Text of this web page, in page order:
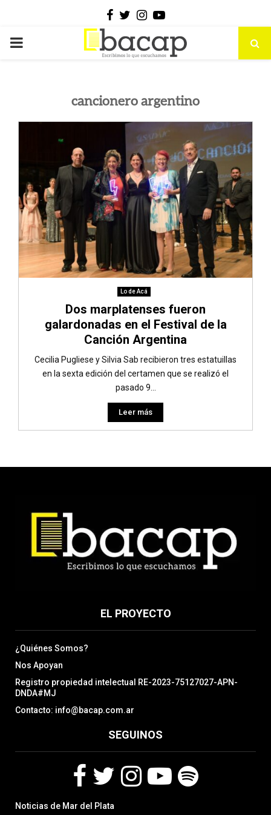
Facebook
Twitter
Instagram
Youtube
PRIMARY
cancionero argentino
Lo de Acá
Dos marplatenses fueron
galardonadas en el Festival de la
Canción Argentina
Cecilia Pugliese y Silvia Sab recibieron tres estatuillas
en la sexta edición del certamen que se realizó el
pasado 9...
Leer más
EL PROYECTO
¿Quiénes Somos?
Nos Apoyan
Registro propiedad intelectual RE-2023-75127027-APN-
DNDA#MJ
Contacto: info@bacap.com.ar
SEGUINOS
a
w
Noticias de Mar del Plata